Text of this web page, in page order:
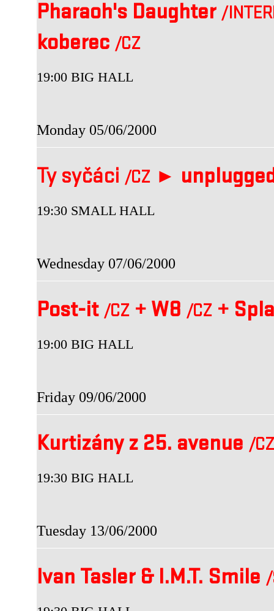
Pharaoh's Daughter /
koberec /CZ
19:00 BIG HALL
Monday 05/06/2000
Ty syčáci /CZ ►
19:30 SMALL HALL
Wednesday 07/06/2000
Post-it /CZ + W8 /CZ +
19:00 BIG HALL
Friday 09/06/2000
Kurtizány z 25. avenue /CZ
19:30 BIG HALL
Tuesday 13/06/2000
Ivan Tasler & I.M.T. Smile